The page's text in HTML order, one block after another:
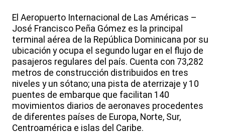
El Aeropuerto Internacional de Las Américas –
José Francisco Peña Gómez es la principal
terminal aérea de la República Dominicana por su
ubicación y ocupa el segundo lugar en el flujo de
pasajeros regulares del país. Cuenta con 73,282
metros de construcción distribuidos en tres
niveles y un sótano; una pista de aterrizaje y 10
puentes de embarque que facilitan 140
movimientos diarios de aeronaves procedentes
de diferentes países de Europa, Norte, Sur,
Centroamérica e islas del Caribe.